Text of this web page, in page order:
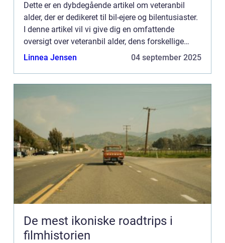
Dette er en dybdegående artikel om veteranbil
alder, der er dedikeret til bil-ejere og bilentusiaster.
I denne artikel vil vi give dig en omfattende
oversigt over veteranbil alder, dens forskellige
typer, populære modeller, kvantitative m...
Linnea Jensen 04 september 2025
De mest ikoniske roadtrips i
filmhistorien